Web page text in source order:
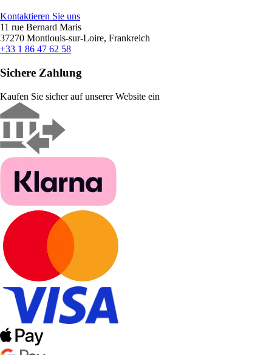
Kontaktieren Sie uns
11 rue Bernard Maris
37270 Montlouis-sur-Loire, Frankreich
+33 1 86 47 62 58
Sichere Zahlung
Kaufen Sie sicher auf unserer Website ein